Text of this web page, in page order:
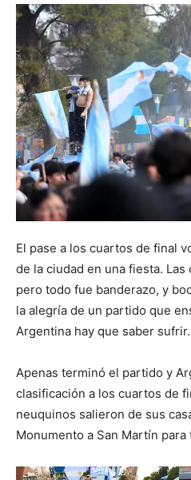
El pase a los cuartos de final
de la ciudad en una fiesta. Las
pero todo fue banderazo, y
la alegría de un partido que
Argentina hay que saber sufrir.
Apenas terminó el partido y
clasificación a los cuartos de
neuquinos salieron de sus
Monumento a San Martín para